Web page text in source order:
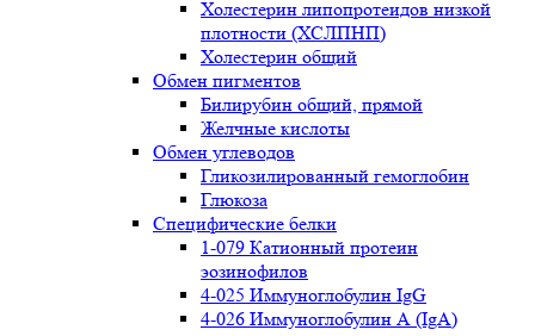
Холестерин липопротеидов низкой
плотности (ХСЛПНП)
Холестерин общий
Обмен пигментов
Билирубин общий, прямой
Желчные кислоты
Обмен углеводов
Гликозилированный гемоглобин
Глюкоза
Специфические белки
1-079 Катионный протеин
эозинофилов
4-025 Иммуноглобулин IgG
4-026 Иммуноглобулин А (IgA)